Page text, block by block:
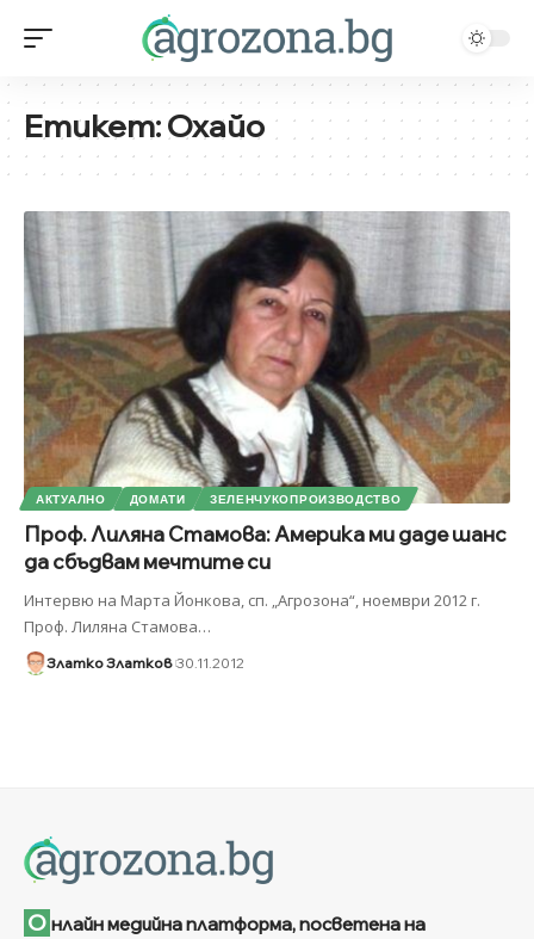
Етикет:Охайо
АКТУАЛНО ДОМАТИ ЗЕЛЕНЧУКОПРОИЗВОДСТВО
Проф. Лиляна Стамова: Америка ми даде шанс
да сбъдвам мечтите си
Интервю на Марта Йонкова, сп. „Агрозона“, ноември 2012 г.
Проф. Лиляна Стамова…
Златко Златков 30.11.2012
О нлайн медийна платформа, посветена на